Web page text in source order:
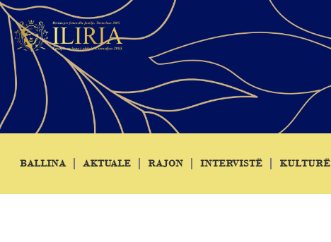
BALLINA AKTUALE RAJON INTERVISTË KULTURË